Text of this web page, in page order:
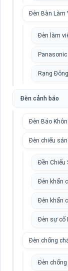
Đèn Bàn Làm
Đèn làm
Panasonic
Rạng Đông
Đèn cảnh báo
Đèn Báo
Đèn chiếu
Đền Chiếu
Đèn khẩn
Đèn khẩn
Đèn sự cố
Đèn chống
Đèn chống